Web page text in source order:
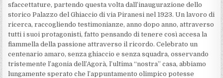
sfaccettature, partendo questa volta dall’inaugurazione dello
storico Palazzo del Ghiaccio di via Piranesi nel 1923. Un lavoro di
ricerca, raccogliendo testimonianze, anno dopo anno, attraverso
tutti i suoi protagonisti, fatto pensando di tenere così accesa la
fiammella della passione attraverso il ricordo. Celebrato un
centenario amaro, senza ghiaccio e senza squadra, osservando
tristemente l’agonia dell’Agorà, l’ultima “nostra” casa, abbiamo
lungamente sperato che l’appuntamento olimpico potesse